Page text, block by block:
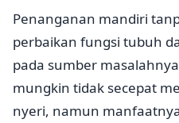
Penanganan mandiri
perbaikan fungsi tubuh
pada sumber
mungkin tidak secepat
nyeri, namun